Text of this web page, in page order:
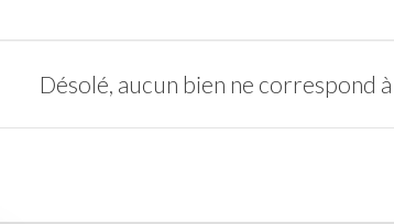
Désolé, aucun bien ne correspond